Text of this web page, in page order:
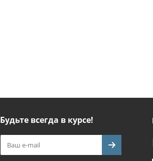
Будьте всегда в курсе!